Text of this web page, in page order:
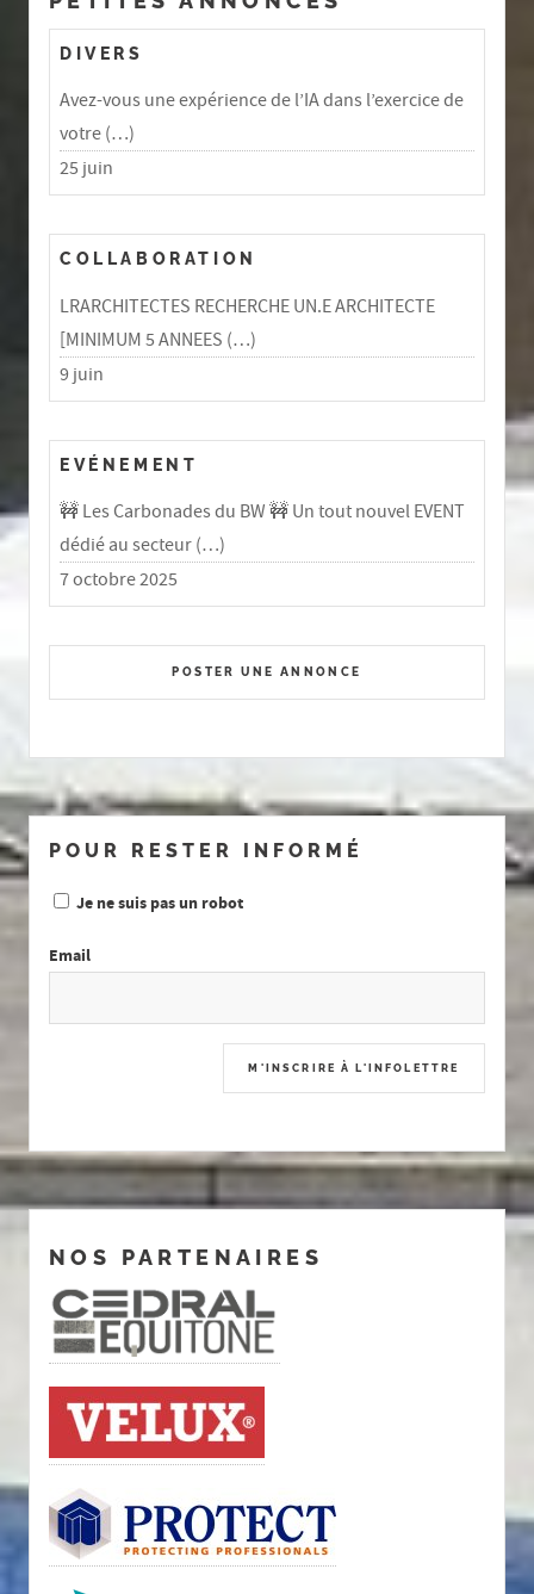
DIVERS
Avez-vous une expérience de l’IA dans l’exercice de
votre (…)
25 juin
COLLABORATION
LRARCHITECTES RECHERCHE UN.E ARCHITECTE
[MINIMUM 5 ANNEES (…)
9 juin
EVÉNEMENT
🚧 Les Carbonades du BW 🚧 Un tout nouvel EVENT
dédié au secteur (…)
7 octobre 2025
POSTER UNE ANNONCE
POUR RESTER INFORMÉ
Je ne suis pas un robot
Email
NOS PARTENAIRES